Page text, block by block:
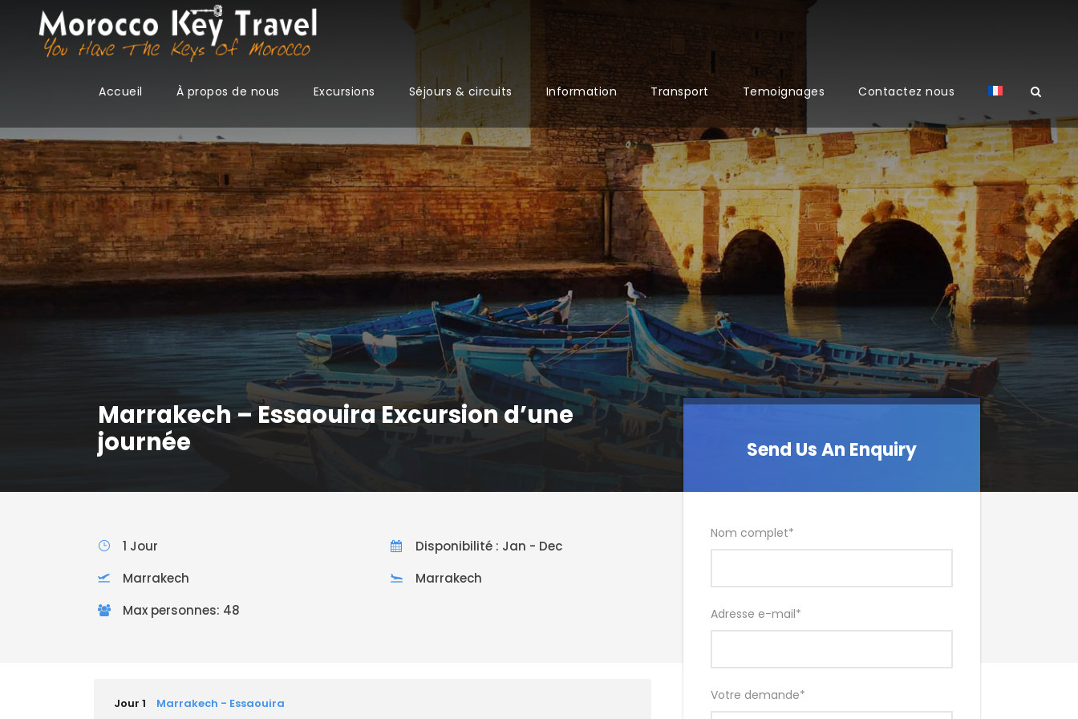
Accueil À propos de nous Excursions Séjours & circuits Information Transport Temoignages Contactez nous
Marrakech – Essaouira Excursion d’une
journée
Send Us An Enquiry
Nom complet*
Adresse e-mail*
Votre demande*
1 Jour
Disponibilité : Jan - Dec
Marrakech
Marrakech
Max personnes: 48
Jour 1 Marrakech - Essaouira